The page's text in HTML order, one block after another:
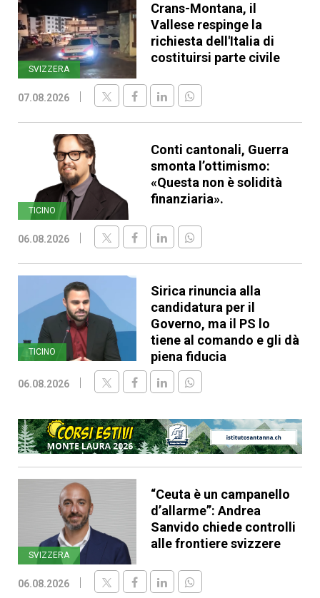
SVIZZERA
Crans-Montana, il
Vallese respinge la
richiesta dell'Italia di
costituirsi parte civile
07.08.2026
TICINO
Conti cantonali, Guerra
smonta l’ottimismo:
«Questa non è solidità
finanziaria».
06.08.2026
TICINO
Sirica rinuncia alla
candidatura per il
Governo, ma il PS lo
tiene al comando e gli dà
piena fiducia
06.08.2026
SVIZZERA
“Ceuta è un campanello
d’allarme”: Andrea
Sanvido chiede controlli
alle frontiere svizzere
06.08.2026